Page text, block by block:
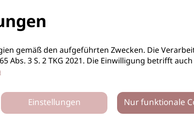
gemäß den aufgeführten Zwecken. Die
Abs. 3 S. 2 TKG 2021. Die Einwilligung betrifft
Einstellungen Nur funktionale